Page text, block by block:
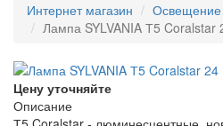
Интернет магазин
Освещение
Лампа SYLVANIA Т5 Coralstar
Цену уточняйте
Описание